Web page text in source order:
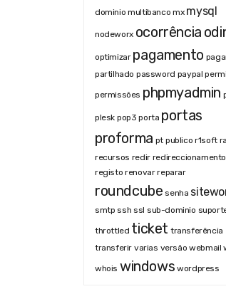
dominio multibanco mx mysql
nodeworx ocorrência
optimizar pagamento
partilhado password paypal
permissões phpmyadmin
plesk pop3 porta portas
proforma pt publico r1soft
recursos redir redireccionamento
registo renovar reparar
roundcube senha
smtp ssh ssl sub-dominio
throttled ticket transferência
transferir varias versão webmail
whois windows wordpress